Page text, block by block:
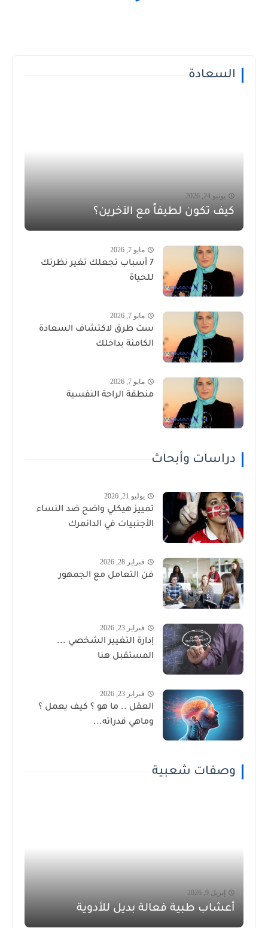
السعادة
يونيو 24, 2026
كيف تكون لطيفاً مع الآخرين؟
مايو 7, 2026
7 أسباب تجعلك تغير نظرتك
للحياة
مايو 7, 2026
ست طرق لاكتشاف السعادة
الكامنة بداخلك
مايو 7, 2026
منطقة الراحة النفسية
دراسات وأبحاث
يوليو 21, 2026
تمييز هيكلي واضح ضد النساء
الأجنبيات في الدانمرك
فبراير 28, 2026
فن التعامل مع الجمهور
فبراير 23, 2026
إدارة التغيير الشخصي ...
المستقبل هنا
فبراير 23, 2026
العقل .. ما هو ؟ كيف يعمل ؟
وماهي قدراته...
وصفات شعبية
إبريل 9, 2026
أعشاب طبية فعالة بديل للأدوية